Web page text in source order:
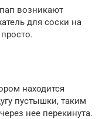
возникают
для соски на
находится
пустышки, таким
нее перекинута.